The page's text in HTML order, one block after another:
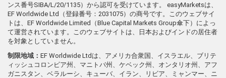
ンス番号SIBA/L/20/1135）から認可を受けています。 easyMarketsは、
EF Worldwide Ltd（登録番号：2031075）の商号です。このウェブサイ
トは、EF Worldwide Limited（Blue Capital Markets Group傘下）によっ
て運営されています。このウェブサイトは、日本およびインドの居住者
を対象としていません。
制限地域： EF Worldwide Ltdは、アメリカ合衆国、イスラエル、ブリテ
ィッシュコロンビア州、マニトバ州、ケベック州、オンタリオ州、アフ
ガニスタン、ベラルーシ、キューバ、イラン、リビア、ミャンマー、ニ